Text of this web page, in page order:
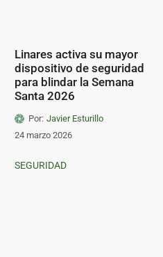
Linares activa su mayor
dispositivo de seguridad
para blindar la Semana
Santa 2026
Por: Javier Esturillo
24 marzo 2026
SEGURIDAD